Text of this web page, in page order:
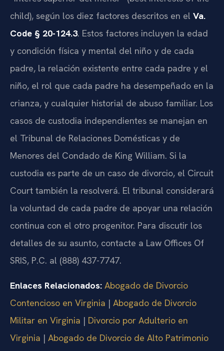
child), según los diez factores descritos en el Va.
Code § 20-124.3. Estos factores incluyen la edad
y condición física y mental del niño y de cada
padre, la relación existente entre cada padre y el
niño, el rol que cada padre ha desempeñado en la
crianza, y cualquier historial de abuso familiar. Los
casos de custodia independientes se manejan en
el Tribunal de Relaciones Domésticas y de
Menores del Condado de King William. Si la
custodia es parte de un caso de divorcio, el Circuit
Court también la resolverá. El tribunal considerará
la voluntad de cada padre de apoyar una relación
continua con el otro progenitor. Para discutir los
detalles de su asunto, contacte a Law Offices Of
SRIS, P.C. al (888) 437-7747.
Enlaces Relacionados: Abogado de Divorcio
Contencioso en Virginia | Abogado de Divorcio
Militar en Virginia | Divorcio por Adulterio en
Virginia | Abogado de Divorcio de Alto Patrimonio